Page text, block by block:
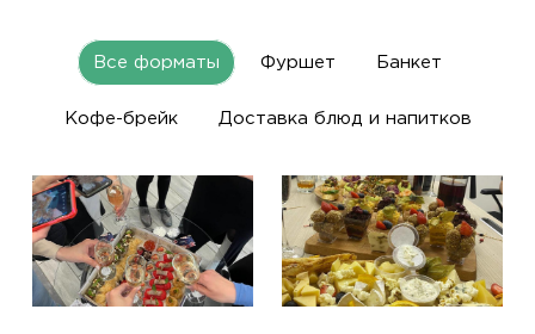
Все форматы Фуршет Банкет
Кофе-брейк Доставка блюд и напитков